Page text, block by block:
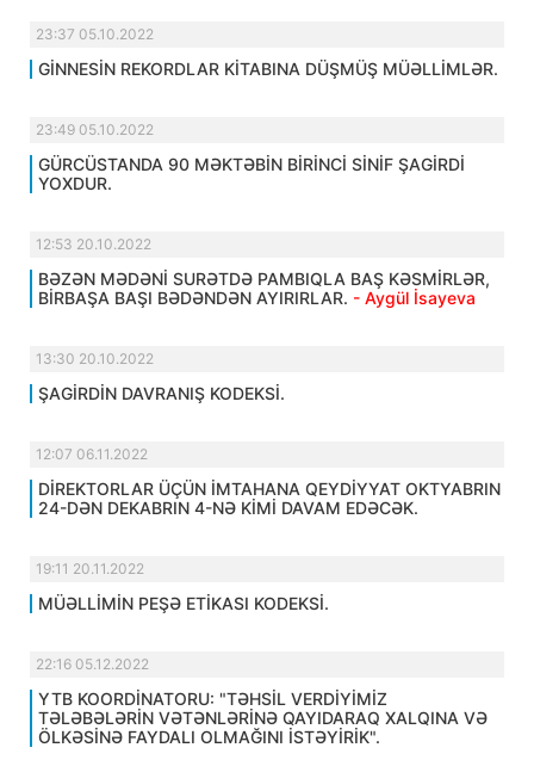
23:37 05.10.2022
GİNNESİN REKORDLAR KİTABINA DÜŞMÜŞ MÜƏLLİMLƏR.
23:49 05.10.2022
GÜRCÜSTANDA 90 MƏKTƏBİN BİRİNCİ SİNİF ŞAGİRDİ
YOXDUR.
12:53 20.10.2022
BƏZƏN MƏDƏNİ SURƏTDƏ PAMBIQLA BAŞ KƏSMİRLƏR,
BİRBAŞA BAŞI BƏDƏNDƏN AYIRIRLAR. - Aygül İsayeva
13:30 20.10.2022
ŞAGİRDİN DAVRANIŞ KODEKSİ.
12:07 06.11.2022
DİREKTORLAR ÜÇÜN İMTAHANA QEYDİYYAT OKTYABRIN
24-DƏN DEKABRIN 4-NƏ KİMİ DAVAM EDƏCƏK.
19:11 20.11.2022
MÜƏLLİMİN PEŞƏ ETİKASI KODEKSİ.
22:16 05.12.2022
YTB KOORDİNATORU: "TƏHSİL VERDİYİMİZ
TƏLƏBƏLƏRİN VƏTƏNLƏRİNƏ QAYIDARAQ XALQINA VƏ
ÖLKƏSİNƏ FAYDALI OLMAĞINI İSTƏYİRİK".